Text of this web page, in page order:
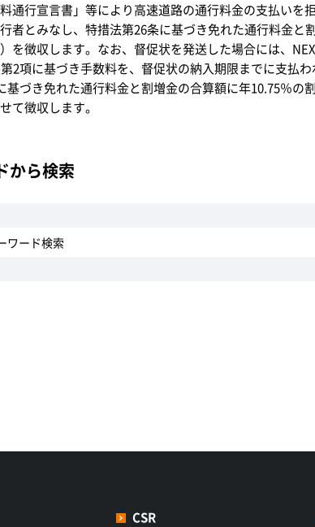
通行宣言書」等により高速道路の通行料金の支払いを
者とみなし、特措法第26条に基づき免れた通行料金と
を徴収します。なお、督促状を発送した場合には、
2項に基づき手数料を、督促状の納入期限までに支払
基づき免れた通行料金と割増金の合算額に年10.75％の
て徴収します。
から検索
CSR